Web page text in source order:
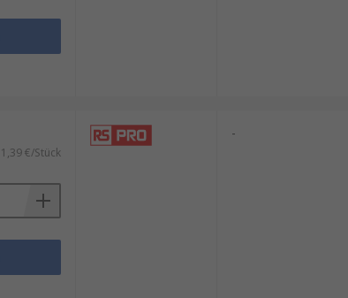
Systemarchitekturen
oder ergänzende
€/Stück
-